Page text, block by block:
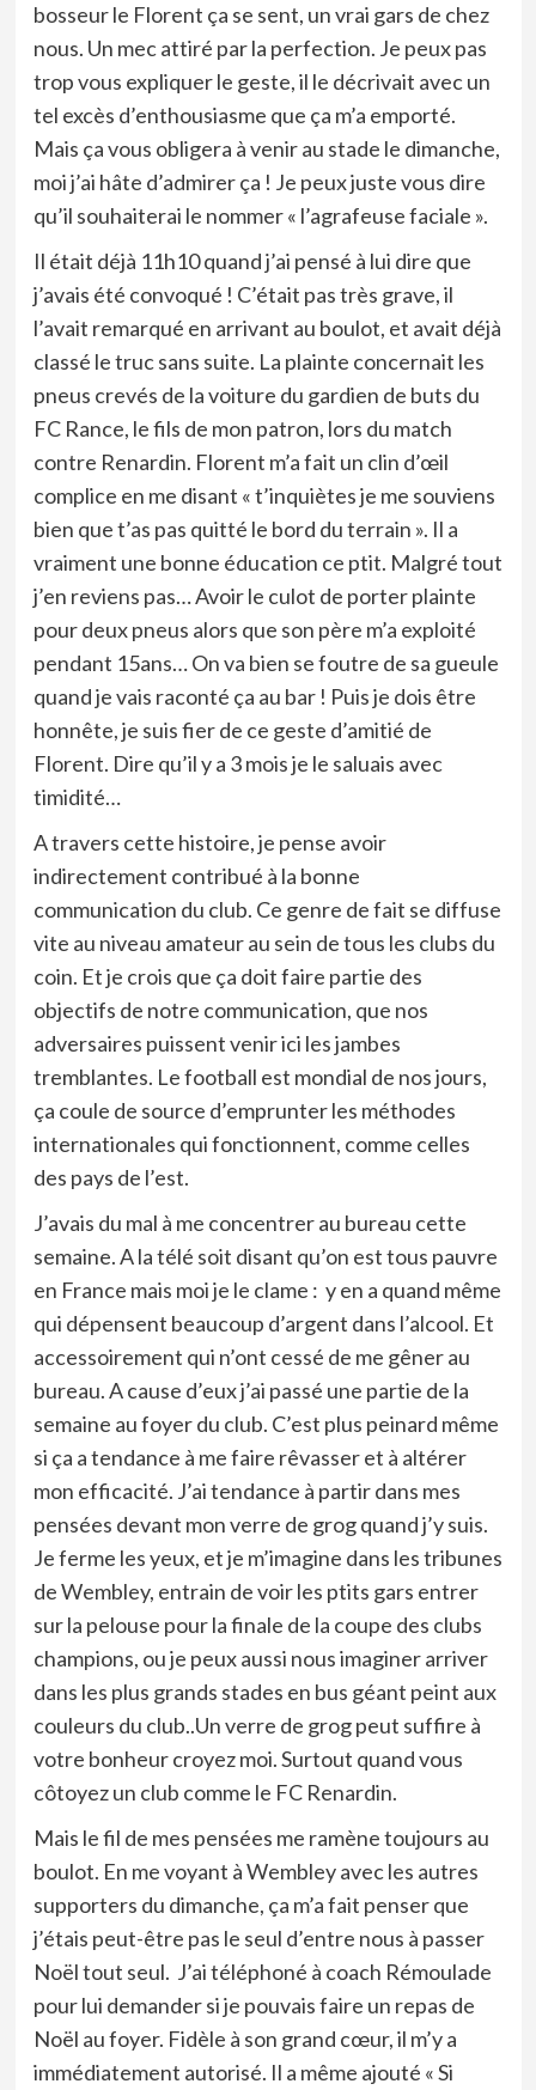
bosseur le Florent ça se sent, un vrai gars de chez
nous. Un mec attiré par la perfection. Je peux pas
trop vous expliquer le geste, il le décrivait avec un
tel excès d’enthousiasme que ça m’a emporté.
Mais ça vous obligera à venir au stade le dimanche,
moi j’ai hâte d’admirer ça ! Je peux juste vous dire
qu’il souhaiterai le nommer « l’agrafeuse faciale ».
Il était déjà 11h10 quand j’ai pensé à lui dire que
j’avais été convoqué ! C’était pas très grave, il
l’avait remarqué en arrivant au boulot, et avait déjà
classé le truc sans suite. La plainte concernait les
pneus crevés de la voiture du gardien de buts du
FC Rance, le fils de mon patron, lors du match
contre Renardin. Florent m’a fait un clin d’œil
complice en me disant « t’inquiètes je me souviens
bien que t’as pas quitté le bord du terrain ». Il a
vraiment une bonne éducation ce ptit. Malgré tout
j’en reviens pas… Avoir le culot de porter plainte
pour deux pneus alors que son père m’a exploité
pendant 15ans… On va bien se foutre de sa gueule
quand je vais raconté ça au bar ! Puis je dois être
honnête, je suis fier de ce geste d’amitié de
Florent. Dire qu’il y a 3 mois je le saluais avec
timidité…
A travers cette histoire, je pense avoir
indirectement contribué à la bonne
communication du club. Ce genre de fait se diffuse
vite au niveau amateur au sein de tous les clubs du
coin. Et je crois que ça doit faire partie des
objectifs de notre communication, que nos
adversaires puissent venir ici les jambes
tremblantes. Le football est mondial de nos jours,
ça coule de source d’emprunter les méthodes
internationales qui fonctionnent, comme celles
des pays de l’est.
J’avais du mal à me concentrer au bureau cette
semaine. A la télé soit disant qu’on est tous pauvre
en France mais moi je le clame : y en a quand même
qui dépensent beaucoup d’argent dans l’alcool. Et
accessoirement qui n’ont cessé de me gêner au
bureau. A cause d’eux j’ai passé une partie de la
semaine au foyer du club. C’est plus peinard même
si ça a tendance à me faire rêvasser et à altérer
mon efficacité. J’ai tendance à partir dans mes
pensées devant mon verre de grog quand j’y suis.
Je ferme les yeux, et je m’imagine dans les tribunes
de Wembley, entrain de voir les ptits gars entrer
sur la pelouse pour la finale de la coupe des clubs
champions, ou je peux aussi nous imaginer arriver
dans les plus grands stades en bus géant peint aux
couleurs du club..Un verre de grog peut suffire à
votre bonheur croyez moi. Surtout quand vous
côtoyez un club comme le FC Renardin.
Mais le fil de mes pensées me ramène toujours au
boulot. En me voyant à Wembley avec les autres
supporters du dimanche, ça m’a fait penser que
j’étais peut-être pas le seul d’entre nous à passer
Noël tout seul. J’ai téléphoné à coach Rémoulade
pour lui demander si je pouvais faire un repas de
Noël au foyer. Fidèle à son grand cœur, il m’y a
immédiatement autorisé. Il a même ajouté « Si